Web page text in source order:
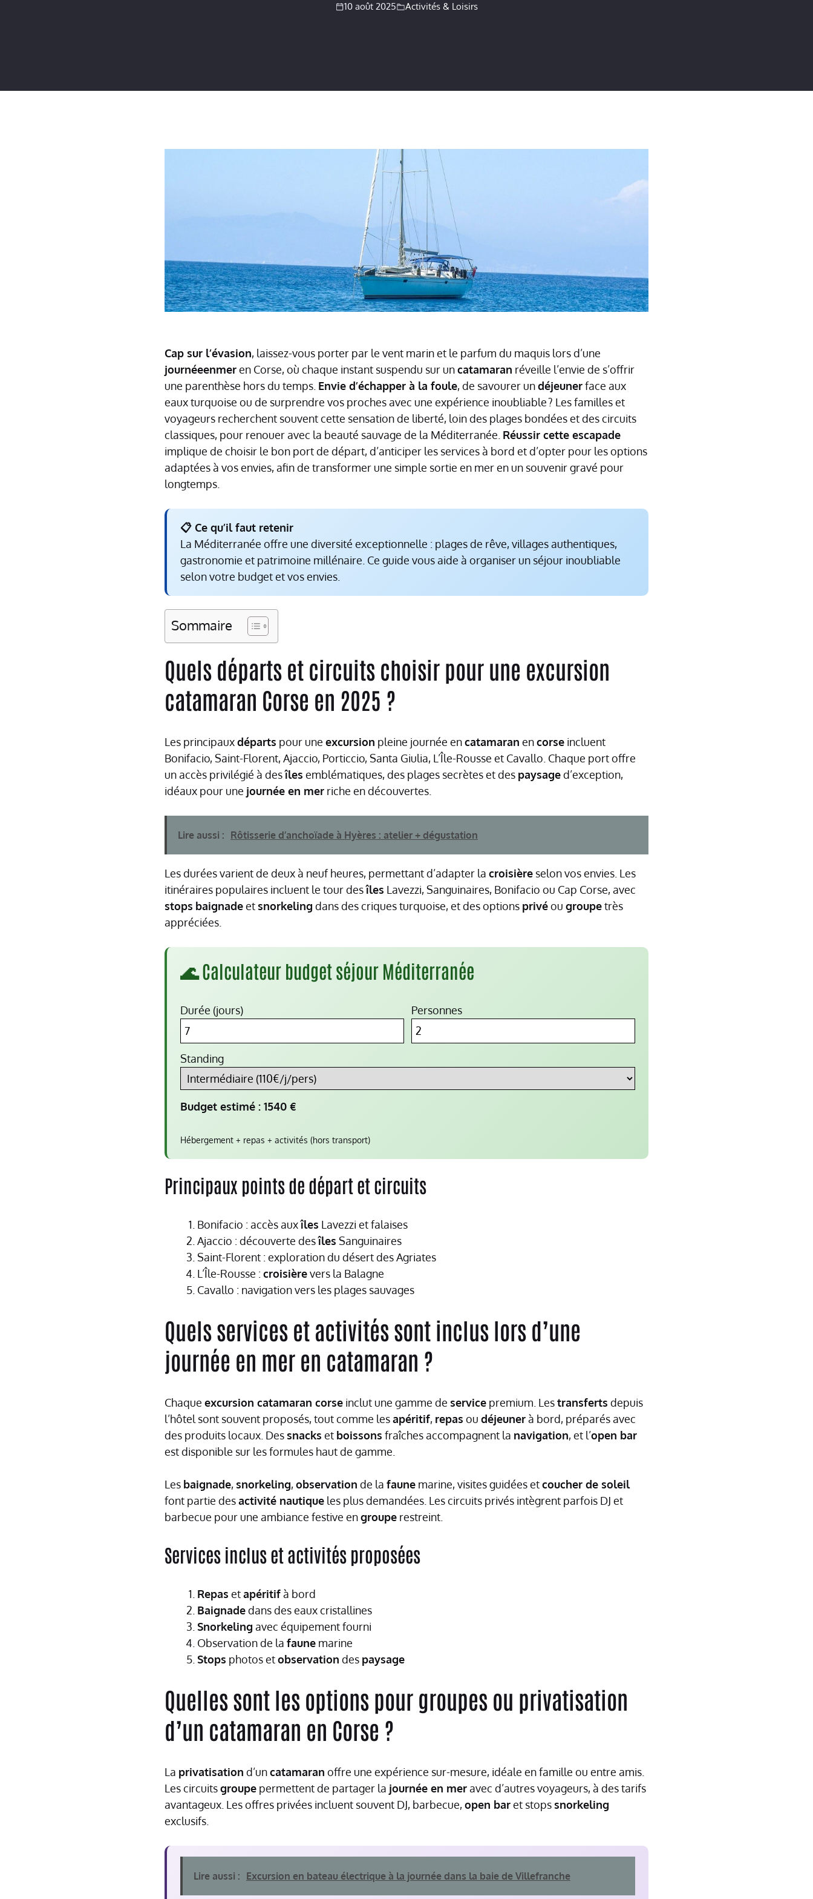
10 août 2025 Activités & Loisirs
Cap sur l’évasion, laissez-vous porter par le vent marin et le parfum du maquis lors d’une
journéeenmeren Corse, où chaque instant suspendu sur uncatamaran réveille l’envie de s’offrir
une parenthèse hors du temps. Envie d’échapper à la foule, de savourer undéjeunerface aux
eaux turquoise ou de surprendre vos proches avec une expérience inoubliable ? Les familles et
voyageurs recherchent souvent cette sensation de liberté, loin des plages bondées et des circuits
classiques, pour renouer avec la beauté sauvage de la Méditerranée. Réussir cette escapade
implique de choisir le bon port de départ, d’anticiper les services à bord et d’opter pour les options
adaptées à vos envies, afin de transformer une simple sortie en mer en un souvenir gravé pour
longtemps.
📋 Ce qu’il faut retenir
La Méditerranée offre une diversité exceptionnelle : plages de rêve, villages authentiques,
gastronomie et patrimoine millénaire. Ce guide vous aide à organiser un séjour inoubliable
selon votre budget et vos envies.
Sommaire
Quels départs et circuits choisir pour une excursion
catamaran Corse en 2025 ?
Les principauxdéparts pour une excursion pleine journée encatamaran encorse incluent
Bonifacio, Saint-Florent, Ajaccio, Porticcio, Santa Giulia, L’Île-Rousse et Cavallo. Chaque port offre
un accès privilégié à desîles emblématiques, des plages secrètes et des paysaged’exception,
idéaux pour une journée en mer riche en découvertes.
Lire aussi : Rôtisserie d’anchoïade à Hyères : atelier + dégustation
Les durées varient de deux à neuf heures, permettant d’adapter la croisière selon vos envies. Les
itinéraires populaires incluent le tour desîles Lavezzi, Sanguinaires, Bonifacio ou Cap Corse, avec
stops baignadeet snorkeling dans des criques turquoise, et des options privéou groupetrès
appréciées.
🌊 Calculateur budget séjour Méditerranée
Durée (jours) Personnes
Standing
Budget estimé : 1540 €
Hébergement + repas + activités (hors transport)
Principaux points de départ et circuits
Bonifacio : accès auxîles Lavezzi et falaises
Ajaccio : découverte desîles Sanguinaires
Saint-Florent : exploration du désert des Agriates
L’Île-Rousse : croisièrevers la Balagne
Cavallo : navigation vers les plages sauvages
Quels services et activités sont inclus lors d’une
journée en mer en catamaran ?
Chaque excursion catamaran corse inclut une gamme de service premium. Lestransferts depuis
l’hôtel sont souvent proposés, tout comme lesapéritif, repas ou déjeunerà bord, préparés avec
des produits locaux. Des snacks et boissons fraîches accompagnent la navigation, et l’open bar
est disponible sur les formules haut de gamme.
Les baignade, snorkeling,observation de la faune marine, visites guidées etcoucher de soleil
font partie desactivité nautique les plus demandées. Les circuits privés intègrent parfois DJ et
barbecue pour une ambiance festive engroupe restreint.
Services inclus et activités proposées
Repas etapéritifà bord
Baignadedans des eaux cristallines
Snorkeling avec équipement fourni
Observation de la faune marine
Stops photos etobservation des paysage
Quelles sont les options pour groupes ou privatisation
d’un catamaran en Corse ?
La privatisation d’uncatamaran offre une expérience sur-mesure, idéale en famille ou entre amis.
Les circuitsgroupe permettent de partager la journée en meravec d’autres voyageurs, à des tarifs
avantageux. Les offres privées incluent souvent DJ, barbecue,open baret stops snorkeling
exclusifs.
Lire aussi : Excursion en bateau électrique à la journée dans la baie de Villefranche